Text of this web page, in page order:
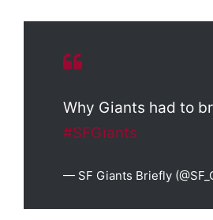
Why Giants had to
#SFGiants
— SF Giants Briefly